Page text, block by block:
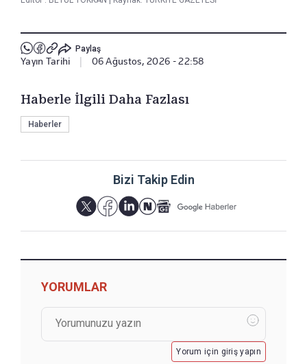
Paylaş
Yayın Tarihi 06 Ağustos, 2026 - 22:58
Haberle İlgili Daha Fazlası
Haberler
Bizi Takip Edin
YORUMLAR
Yorum için giriş yapın